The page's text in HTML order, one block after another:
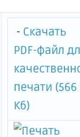
не
- Скачать
PDF-файл
печати (566
Кб)